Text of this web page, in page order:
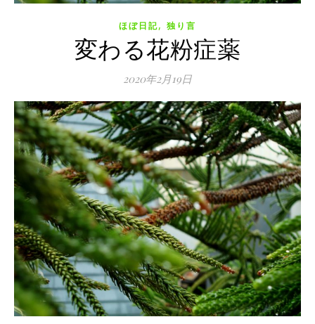
ほぼ日記, 独り言
変わる花粉症薬
2020年2月19日